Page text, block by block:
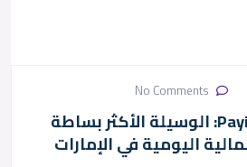
حساب Payit Universal: الوسيلة الأكثر بساطة
اليومية في الإمارات